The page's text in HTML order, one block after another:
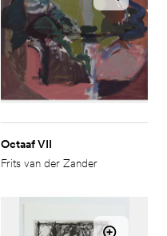
Octaaf VII
Frits van der Zander